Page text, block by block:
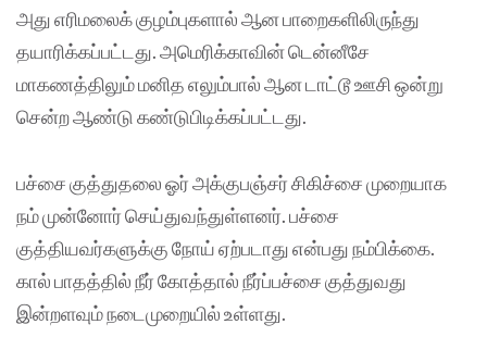
அது எரிமலைக் குழம்புகளால் ஆன பாறைகளிலிருந்து
தயாரிக்கப்பட்டது. அமெரிக்காவின் டென்னீசே
மாகணத்திலும் மனித எலும்பால் ஆன டாட்டூ ஊசி ஒன்று
சென்ற ஆண்டு கண்டுபிடிக்கப்பட்டது.
பச்சை குத்துதலை ஓர் அக்குபஞ்சர் சிகிச்சை முறையாக
நம் முன்னோர் செய்துவந்துள்ளனர். பச்சை
குத்தியவர்களுக்கு நோய் ஏற்படாது என்பது நம்பிக்கை.
கால் பாதத்தில் நீர் கோத்தால் நீர்ப்பச்சை குத்துவது
இன்றளவும் நடைமுறையில் உள்ளது.